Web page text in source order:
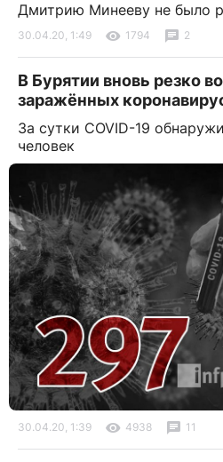
Дмитрию Минееву не было
30.04.20, 1:49 1794 2
В Бурятии вновь резко
заражённых
За сутки COVID-19
человек
30.04.20, 1:39 4938 11